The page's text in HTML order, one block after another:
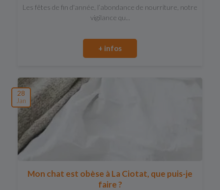
Les fêtes de fin d'année, l’abondance de nourriture, notre
vigilance qu...
+ infos
28
Jan
Mon chat est obèse à La Ciotat, que puis-je
faire ?